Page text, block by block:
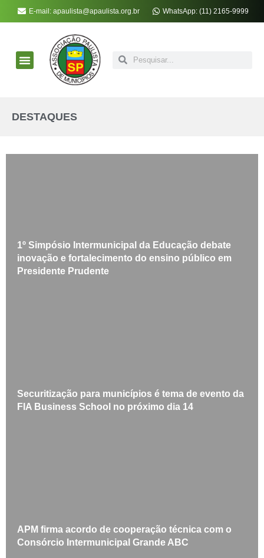
E-mail: apaulista@apaulista.org.br WhatsApp: (11) 2165-9999
DESTAQUES
1º Simpósio Intermunicipal da Educação debate
inovação e fortalecimento do ensino público em
Presidente Prudente
Securitização para municípios é tema de evento da
FIA Business School no próximo dia 14
APM firma acordo de cooperação técnica com o
Consórcio Intermunicipal Grande ABC